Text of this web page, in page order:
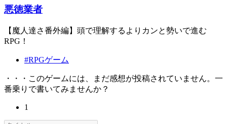
悪徳業者
【魔人達さ番外編】頭で理解するよりカンと勢いで進む
RPG！
#RPGゲーム
・・・このゲームには、まだ感想が投稿されていません。一
番乗りで書いてみませんか？
1